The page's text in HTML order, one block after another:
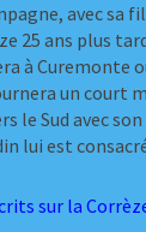
avec sa
25 ans plus
à Curemonte
un court
le Sud avec
lui est
sur la